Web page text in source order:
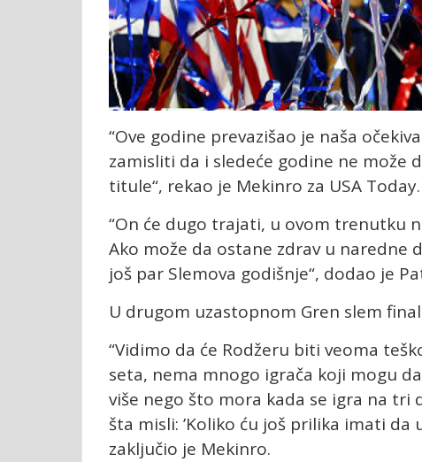
“Ove godine prevazišao je naša
zamisliti da i sledeće godine ne može
titule“, rekao je Mekinro za USA Today.
“On će dugo trajati, u ovom trenutku
Ako može da ostane zdrav u naredne
još par Slemova godišnje“, dodao je
U drugom uzastopnom Gren slem
“Vidimo da će Rodžeru biti veoma
seta, nema mnogo igrača koji mogu
više nego što mora kada se igra na tri
šta misli: ’Koliko ću još prilika imati da
zaključio je Mekinro.